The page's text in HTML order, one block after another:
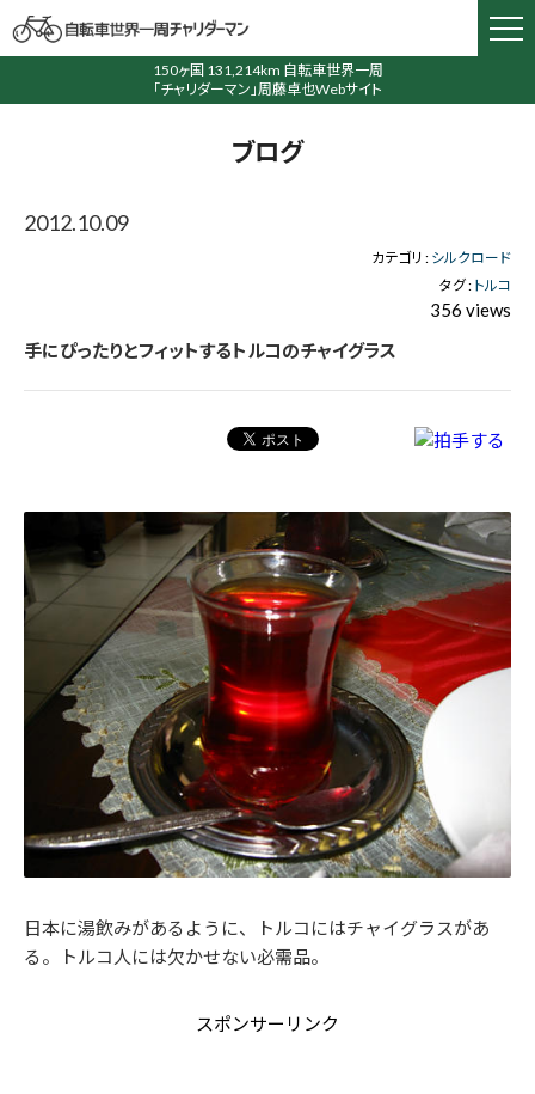
150ヶ国 131,214km 自転車世界一周
「チャリダーマン」周藤卓也Webサイト
ブログ
2012.10.09
カテゴリ : シルクロード
タグ : トルコ
356 views
手にぴったりとフィットするトルコのチャイグラス
日本に湯飲みがあるように、トルコにはチャイグラスがあ
る。トルコ人には欠かせない必需品。
スポンサーリンク